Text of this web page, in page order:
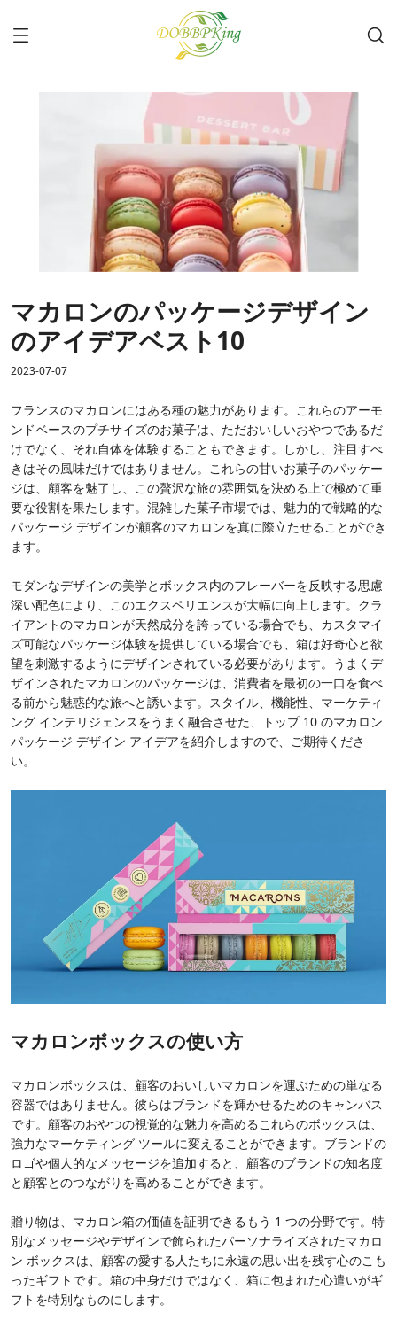
マカロンのパッケージデザイン
のアイデアベスト10
2023-07-07
フランスのマカロンにはある種の魅力があります。これらのアーモ
ンドベースのプチサイズのお菓子は、ただおいしいおやつであるだ
けでなく、それ自体を体験することもできます。しかし、注目すべ
きはその風味だけではありません。これらの甘いお菓子のパッケー
ジは、顧客を魅了し、この贅沢な旅の雰囲気を決める上で極めて重
要な役割を果たします。混雑した菓子市場では、魅力的で戦略的な
パッケージ デザインが顧客のマカロンを真に際立たせることができ
ます。
モダンなデザインの美学とボックス内のフレーバーを反映​​する思慮
深い配色により、このエクスペリエンスが大幅に向上します。クラ
イアントのマカロンが天然成分を誇っている場合でも、カスタマイ
ズ可能なパッケージ体験を提供している場合でも、箱は好奇心と欲
望を刺激するようにデザインされている必要があります。うまくデ
ザインされたマカロンのパッケージは、消費者を最初の一口を食べ
る前から魅惑的な旅へと誘います。スタイル、機能性、マーケティ
ング インテリジェンスをうまく融合させた、トップ 10 のマカロン
パッケージ デザイン アイデアを紹介しますので、ご期待くださ
い。
マカロンボックスの使い方
マカロンボックスは、顧客のおいしいマカロンを運ぶための単なる
容器ではありません。彼らはブランドを輝かせるためのキャンバス
です。顧客のおやつの視覚的な魅力を高めるこれらのボックスは、
強力なマーケティング ツールに変えることができます。ブランドの
ロゴや個人的なメッセージを追加すると、顧客のブランドの知名度
と顧客とのつながりを高めることができます。
贈り物は、マカロン箱の価値を証明できるもう 1 つの分野です。特
別なメッセージやデザインで飾られたパーソナライズされたマカロ
ン ボックスは、顧客の愛する人たちに永遠の思い出を残す心のこも
ったギフトです。箱の中身だけではなく、箱に包まれた心遣いがギ
フトを特別なものにします。